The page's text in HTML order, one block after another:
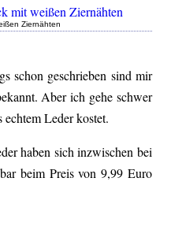
Ziernähten
schon geschrieben sind mir
Aber ich gehe schwer
echtem Leder kostet.
haben sich inzwischen bei
beim Preis von 9,99 Euro